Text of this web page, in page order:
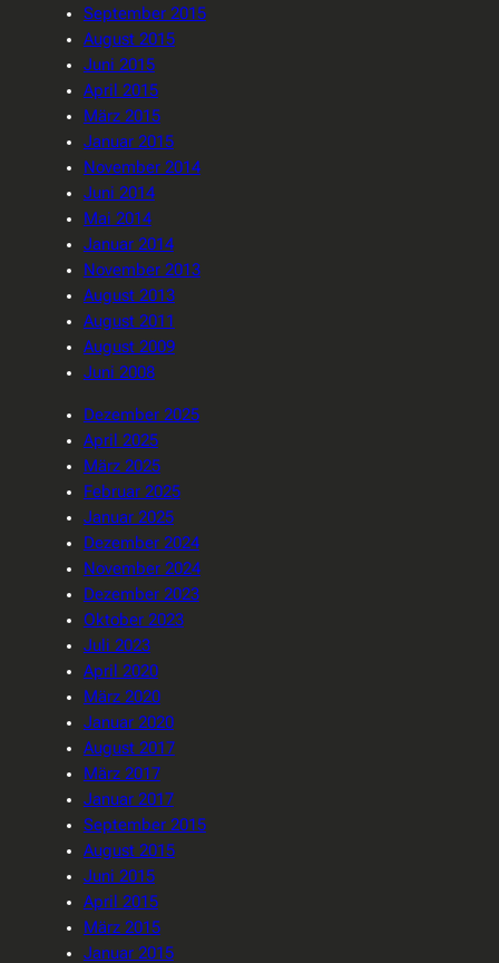
September 2015
August 2015
Juni 2015
April 2015
März 2015
Januar 2015
November 2014
Juni 2014
Mai 2014
Januar 2014
November 2013
August 2013
August 2011
August 2009
Juni 2008
Dezember 2025
April 2025
März 2025
Februar 2025
Januar 2025
Dezember 2024
November 2024
Dezember 2023
Oktober 2023
Juli 2023
April 2020
März 2020
Januar 2020
August 2017
März 2017
Januar 2017
September 2015
August 2015
Juni 2015
April 2015
März 2015
Januar 2015